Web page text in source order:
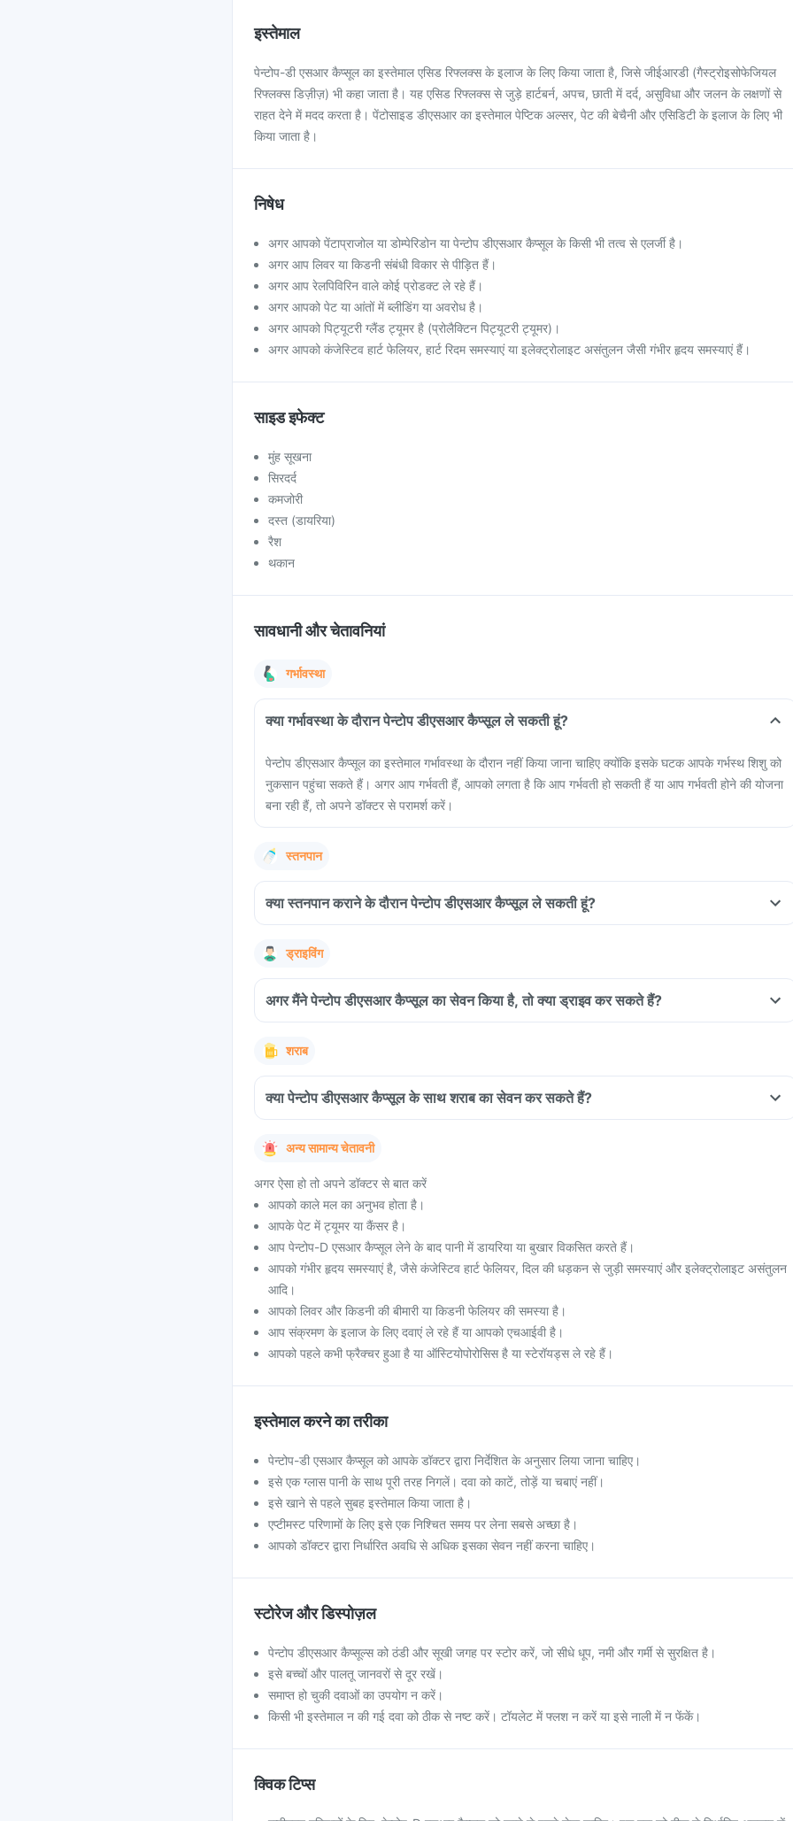
इस्तेमाल
पेन्टोप-डी एसआर कैप्सूल का इस्तेमाल एसिड रिफ्लक्स के इलाज के लिए किया जाता है, जिसे जीईआरडी (गैस्ट्रोइसोफेजियल
रिफ्लक्स डिज़ीज़) भी कहा जाता है। यह एसिड रिफ्लक्स से जुड़े हार्टबर्न, अपच, छाती में दर्द, असुविधा और जलन के लक्षणों से
राहत देने में मदद करता है। पेंटोसाइड डीएसआर का इस्तेमाल पेप्टिक अल्सर, पेट की बेचैनी और एसिडिटी के इलाज के लिए भी
किया जाता है।
निषेध
अगर आपको पेंटाप्राजोल या डोम्पेरिडोन या पेन्टोप डीएसआर कैप्सूल के किसी भी तत्व से एलर्जी है।
अगर आप लिवर या किडनी संबंधी विकार से पीड़ित हैं।
अगर आप रेलपिविरिन वाले कोई प्रोडक्ट ले रहे हैं।
अगर आपको पेट या आंतों में ब्लीडिंग या अवरोध है।
अगर आपको पिट्यूटरी ग्लैंड ट्यूमर है (प्रोलैक्टिन पिट्यूटरी ट्यूमर)।
अगर आपको कंजेस्टिव हार्ट फेलियर, हार्ट रिदम समस्याएं या इलेक्ट्रोलाइट असंतुलन जैसी गंभीर हृदय समस्याएं हैं।
साइड इफेक्ट
मुंह सूखना
सिरदर्द
कमजोरी
दस्त (डायरिया)
रैश
थकान
सावधानी और चेतावनियां
गर्भावस्था
क्या गर्भावस्था के दौरान पेन्टोप डीएसआर कैप्सूल ले सकती हूं?
पेन्टोप डीएसआर कैप्सूल का इस्तेमाल गर्भावस्था के दौरान नहीं किया जाना चाहिए क्योंकि इसके घटक आपके गर्भस्थ शिशु को
नुकसान पहुंचा सकते हैं। अगर आप गर्भवती हैं, आपको लगता है कि आप गर्भवती हो सकती हैं या आप गर्भवती होने की योजना
बना रही हैं, तो अपने डॉक्टर से परामर्श करें।
स्तनपान
क्या स्तनपान कराने के दौरान पेन्टोप डीएसआर कैप्सूल ले सकती हूं?
ड्राइविंग
अगर मैंने पेन्टोप डीएसआर कैप्सूल का सेवन किया है, तो क्या ड्राइव कर सकते हैं?
शराब
क्या पेन्टोप डीएसआर कैप्सूल के साथ शराब का सेवन कर सकते हैं?
अन्य सामान्य चेतावनी
अगर ऐसा हो तो अपने डॉक्टर से बात करें
आपको काले मल का अनुभव होता है।
आपके पेट में ट्यूमर या कैंसर है।
आप पेन्टोप-D एसआर कैप्सूल लेने के बाद पानी में डायरिया या बुखार विकसित करते हैं।
आपको गंभीर हृदय समस्याएं है, जैसे कंजेस्टिव हार्ट फेलियर, दिल की धड़कन से जुड़ी समस्याएं और इलेक्ट्रोलाइट असंतुलन
आदि।
आपको लिवर और किडनी की बीमारी या किडनी फेलियर की समस्या है।
आप संक्रमण के इलाज के लिए दवाएं ले रहे हैं या आपको एचआईवी है।
आपको पहले कभी फ्रैक्चर हुआ है या ऑस्टियोपोरोसिस है या स्टेरॉयड्स ले रहे हैं।
इस्तेमाल करने का तरीका
पेन्टोप-डी एसआर कैप्सूल को आपके डॉक्टर द्वारा निर्देशित के अनुसार लिया जाना चाहिए।
इसे एक ग्लास पानी के साथ पूरी तरह निगलें। दवा को काटें, तोड़ें या चबाएं नहीं।
इसे खाने से पहले सुबह इस्तेमाल किया जाता है।
एप्टीमस्ट परिणामों के लिए इसे एक निश्चित समय पर लेना सबसे अच्छा है।
आपको डॉक्टर द्वारा निर्धारित अवधि से अधिक इसका सेवन नहीं करना चाहिए।
स्टोरेज और डिस्पोज़ल
पेन्टोप डीएसआर कैप्सूल्स को ठंडी और सूखी जगह पर स्टोर करें, जो सीधे धूप, नमी और गर्मी से सुरक्षित है।
इसे बच्चों और पालतू जानवरों से दूर रखें।
समाप्त हो चुकी दवाओं का उपयोग न करें।
किसी भी इस्तेमाल न की गई दवा को ठीक से नष्ट करें। टॉयलेट में फ्लश न करें या इसे नाली में न फेंकें।
क्विक टिप्स